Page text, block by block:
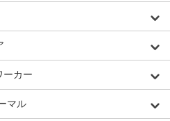
ーカー
マル